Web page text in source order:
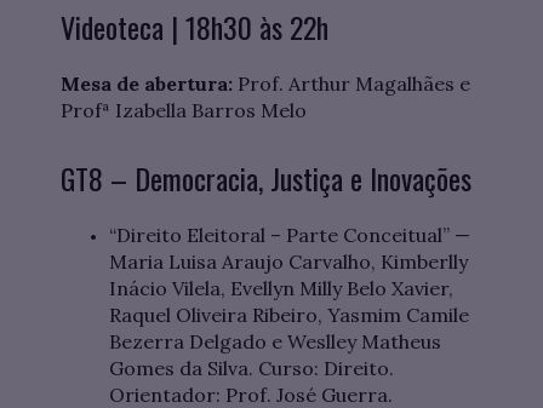
Videoteca | 18h30 às 22h
Mesa de abertura: Prof. Arthur Magalhães e
Profª Izabella Barros Melo
GT8 – Democracia, Justiça e Inovações
“Direito Eleitoral – Parte Conceitual” —
Maria Luisa Araujo Carvalho, Kimberlly
Inácio Vilela, Evellyn Milly Belo Xavier,
Raquel Oliveira Ribeiro, Yasmim Camile
Bezerra Delgado e Weslley Matheus
Gomes da Silva. Curso: Direito.
Orientador: Prof. José Guerra.